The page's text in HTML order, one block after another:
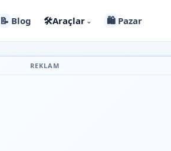
📝 Blog 🛠️Araçlar ⌄ 🛍️ Pazar
REKLAM